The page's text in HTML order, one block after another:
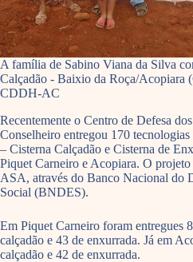
A família de Sabino Viana da Silva
Calçadão - Baixio da Roça/Acopiara
CDDH-AC
Recentemente o Centro de Defesa
Conselheiro entregou 170
– Cisterna Calçadão e Cisterna de
Piquet Carneiro e Acopiara. O
ASA, através do Banco Nacional do
Social (BNDES).
Em Piquet Carneiro foram entregues
calçadão e 43 de enxurrada. Já em
calçadão e 42 de enxurrada.